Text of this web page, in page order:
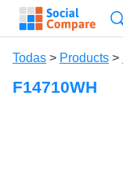
Todas > Products >
F14710WH